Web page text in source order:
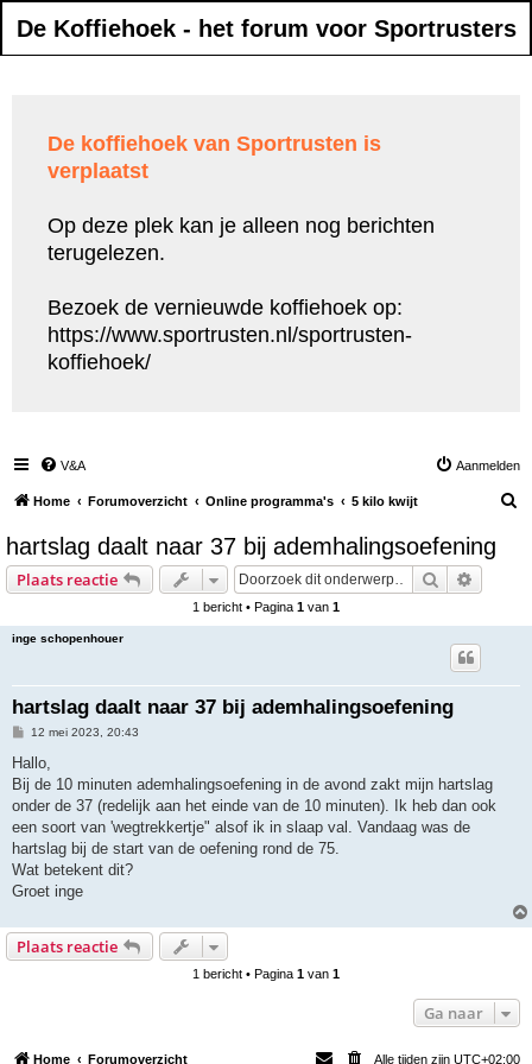
De Koffiehoek - het forum voor Sportrusters
De koffiehoek van Sportrusten is
verplaatst
Op deze plek kan je alleen nog berichten
terugelezen.
Bezoek de vernieuwde koffiehoek op:
https://www.sportrusten.nl/sportrusten-
koffiehoek/
V&A Aanmelden
Home Forumoverzicht Online programma's 5 kilo kwijt
hartslag daalt naar 37 bij ademhalingsoefening
Plaats reactie Zoek
1 bericht • Pagina 1 van 1
inge schopenhouer
hartslag daalt naar 37 bij ademhalingsoefening
B
r
h
12 mei 2023, 20:43
Hallo,
Bij de 10 minuten ademhalingsoefening in de avond zakt mijn hartslag
onder de 37 (redelijk aan het einde van de 10 minuten). Ik heb dan ook
een soort van 'wegtrekkertje" alsof ik in slaap val. Vandaag was de
hartslag bij de start van de oefening rond de 75.
Wat betekent dit?
Groet inge
Plaats reactie
1 bericht • Pagina 1 van 1
Ga naar
Home Forumoverzicht Alle tijden zijn UTC+02:00